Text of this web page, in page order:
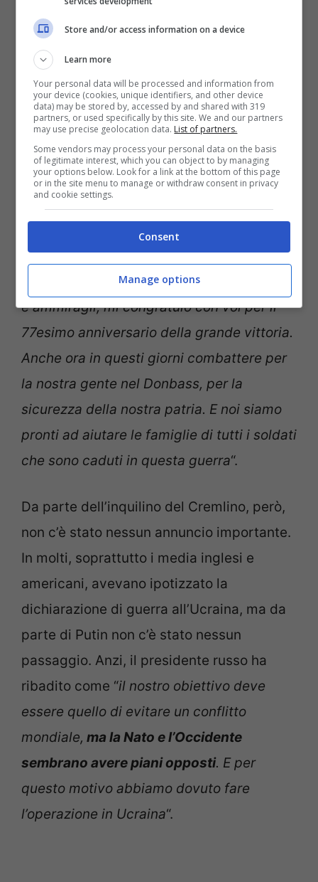
Nel suo discorso Putin ha ribadito come
con l’attacco all’Ucraina la Russia ha
risposto ad una minaccia diretta vicino ai
nostri confini visto che era stato preparato
un attacco, anche alla Crimea.Ma l’orrore
di una guerra mondiale non deve
assolutamente ripetersi “.
Il presidente russo ha voluto inviare anche
un messaggio anche ai soldati e alle
famiglie di tutti i militari: “Compagni
ufficiali, sottoufficiali, compagni, generali
e ammiragli, mi congratulo con voi per il
77esimo anniversario della grande vittoria.
Anche ora in questi giorni combattere per
la nostra gente nel Donbass, per la
sicurezza della nostra patria. E noi siamo
pronti ad aiutare le famiglie di tutti i soldati
che sono caduti in questa guerra“.
Da parte dell’inquilino del Cremlino, però,
non c’è stato nessun annuncio importante.
In molti, soprattutto i media inglesi e
americani, avevano ipotizzato la
dichiarazione di guerra all’Ucraina, ma da
parte di Putin non c’è stato nessun
passaggio. Anzi, il presidente russo ha
ribadito come “il nostro obiettivo deve
essere quello di evitare un conflitto
mondiale, ma la Nato e l’Occidente
sembrano avere piani opposti. E per
questo motivo abbiamo dovuto fare
l’operazione in Ucraina“.
Store and/or access information on a device
Learn more
Your personal data will be processed and information from
your device (cookies, unique identifiers, and other device
data) may be stored by, accessed by and shared with 319
partners, or used specifically by this site. We and our partners
may use precise geolocation data. List of partners.
Some vendors may process your personal data on the basis
of legitimate interest, which you can object to by managing
your options below. Look for a link at the bottom of this page
or in the site menu to manage or withdraw consent in privacy
and cookie settings.
Consent
Manage options